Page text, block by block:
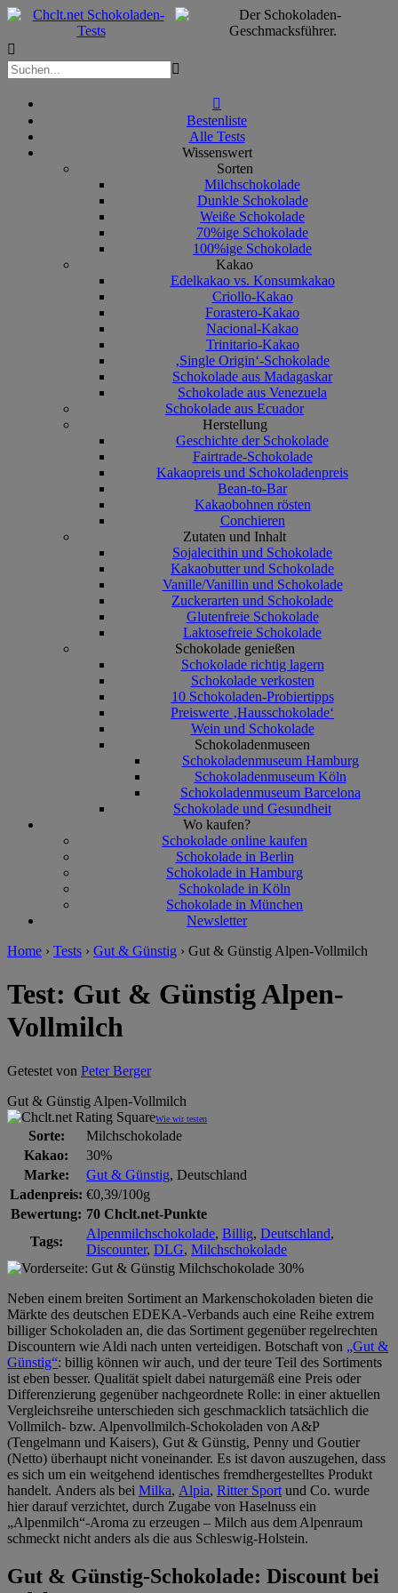



Bestenliste
Alle Tests
Wissenswert
Sorten
Milchschokolade
Dunkle Schokolade
Weiße Schokolade
70%ige Schokolade
100%ige Schokolade
Kakao
Edelkakao vs. Konsumkakao
Criollo-Kakao
Forastero-Kakao
Nacional-Kakao
Trinitario-Kakao
‚Single Origin‘-Schokolade
Schokolade aus Madagaskar
Schokolade aus Venezuela
Schokolade aus Ecuador
Herstellung
Geschichte der Schokolade
Fairtrade-Schokolade
Kakaopreis und Schokoladenpreis
Bean-to-Bar
Kakaobohnen rösten
Conchieren
Zutaten und Inhalt
Sojalecithin und Schokolade
Kakaobutter und Schokolade
Vanille/Vanillin und Schokolade
Zuckerarten und Schokolade
Glutenfreie Schokolade
Laktosefreie Schokolade
Schokolade genießen
Schokolade richtig lagern
Schokolade verkosten
10 Schokoladen-Probiertipps
Preiswerte ‚Hausschokolade‘
Wein und Schokolade
Schokoladenmuseen
Schokoladenmuseum Hamburg
Schokoladenmuseum Köln
Schokoladenmuseum Barcelona
Schokolade und Gesundheit
Wo kaufen?
Schokolade online kaufen
Schokolade in Berlin
Schokolade in Hamburg
Schokolade in Köln
Schokolade in München
Newsletter
Home › Tests › Gut & Günstig › Gut & Günstig Alpen-Vollmilch
Test: Gut & Günstig Alpen-
Vollmilch
Getestet von Peter Berger
Gut & Günstig Alpen-Vollmilch
Wie wir testen
Sorte:
Milchschokolade
Kakao:
30%
Marke:
Gut & Günstig, Deutschland
Ladenpreis: €0,39/100g
Bewertung: 70 Chclt.net-Punkte
Tags:
Alpenmilchschokolade, Billig, Deutschland,
Discounter, DLG, Milchschokolade
Neben einem breiten Sortiment an Markenschokoladen bieten die
Märkte des deutschen EDEKA-Verbands auch eine Reihe extrem
billiger Schokoladen an, die das Sortiment gegenüber regelrechten
Discountern wie Aldi nach unten verteidigen. Botschaft von „Gut &
Günstig“: billig können wir auch, und der teure Teil des Sortiments
ist eben besser. Qualität spielt dabei naturgemäß eine Preis oder
Differenzierung gegenüber nachgeordnete Rolle: in einer aktuellen
Vergleichsreihe unterschieden sich geschmacklich tatsächlich die
Vollmilch- bzw. Alpenvollmilch-Schokoladen von A&P
(Tengelmann und Kaisers), Gut & Günstig, Penny und Goutier
(Netto) überhaupt nicht voneinander. Es ist davon auszugehen, dass
es sich um ein weitgehend identisches fremdhergestelltes Produkt
handelt. Anders als bei Milka, Alpia, Ritter Sport und Co. wurde
hier darauf verzichtet, durch Zugabe von Haselnuss ein
„Alpenmilch“-Aroma zu erzeugen – Milch aus dem Alpenraum
schmeckt nicht anders als die aus Schleswig-Holstein.
Gut & Günstig-Schokolade: Discount bei